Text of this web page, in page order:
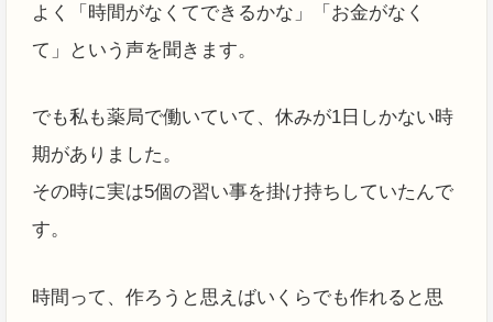
よく「時間がなくてできるかな」「お金がなく
て」という声を聞きます。
でも私も薬局で働いていて、休みが1日しかない時
期がありました。
その時に実は5個の習い事を掛け持ちしていたんで
す。
時間って、作ろうと思えばいくらでも作れると思